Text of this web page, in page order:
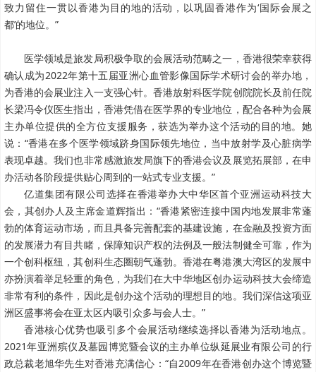
致力留住一贯以香港为目的地的活动，以巩固香港作为‘国际会展之
都’的地位。”
医学领域是旅发局积极争取的会展活动范畴之一，香港很荣幸获得
确认成为2022年第十五届亚洲心血管影像国际学术研讨会的举办地，
为香港的会展业注入一支强心针。香港放射科医学院创院院长及前任院
长梁冯令仪医生指出，香港凭借在医学界的专业地位，配合各种为会展
主办单位提供的全方位支援服务，获选为举办这个活动的目的地。她
说：“香港在多个医学领域跻身国际领先地位，当中放射学及心脏病学
表现卓越。我们也非常感激旅发局旗下的香港会议及展览拓展部，在申
办活动各阶段提供贴心周到的一站式专业支援。”
亿道集团有限公司选择在香港举办大中华区首个亚洲运动科技大
会，其创办人及主席金道辉指出：“香港紧密连接中国内地发展非常蓬
勃的体育运动市场，而且具备完善配套的基建设施，在金融及投资方面
的发展潜力有目共睹，保障知识产权的法例及一般法制健全可靠，作为
一个创科枢纽，其创科生态圈朝气蓬勃。香港在粤港澳大湾区的发展中
亦扮演着举足轻重的角色，为我们在大中华地区创办运动科技大会缔造
非常有利的条件，因此是创办这个活动的理想目的地。我们深信这项亚
洲区盛事将会在亚太区内吸引众多与会人士。”
香港核心优势也吸引多个会展活动继续选择以香港为活动地点。
2021年亚洲殡仪及墓园博览暨会议的主办单位纵延展业有限公司的行
政总裁老旭华先生对香港充满信心：“自2009年在香港创办这个博览暨